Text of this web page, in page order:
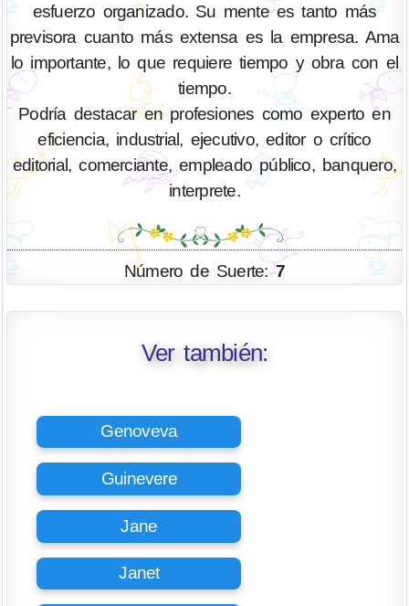
esfuerzo organizado. Su mente es tanto más
previsora cuanto más extensa es la empresa. Ama
lo importante, lo que requiere tiempo y obra con el
tiempo.
Podría destacar en profesiones como experto en
eficiencia, industrial, ejecutivo, editor o crítico
editorial, comerciante, empleado público, banquero,
interprete.
Número de Suerte:7
Ver también:
Genoveva
Guinevere
Jane
Janet